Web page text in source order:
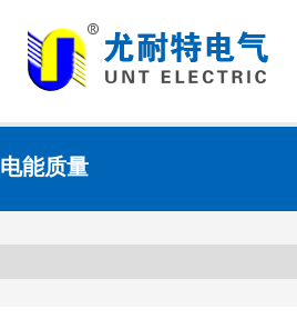
电能质量